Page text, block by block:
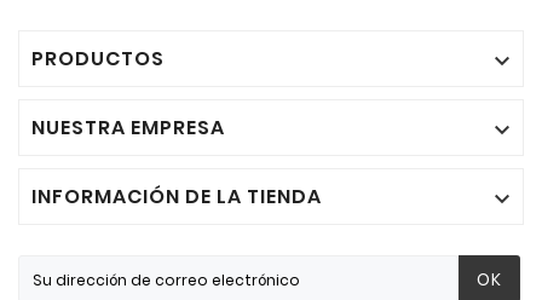
PRODUCTOS 
NUESTRA EMPRESA 
INFORMACIÓN DE LA TIENDA 
OK